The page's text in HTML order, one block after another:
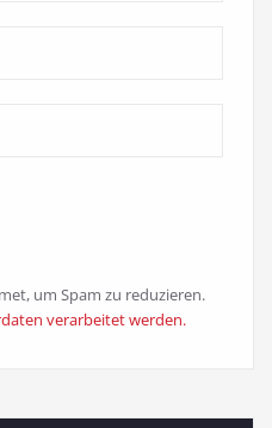
um Spam zu reduzieren.
verarbeitet werden.